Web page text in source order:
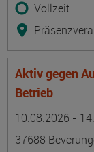
Vollzeit
Aktiv gegen
Betrieb
10.08.2026 -
37688